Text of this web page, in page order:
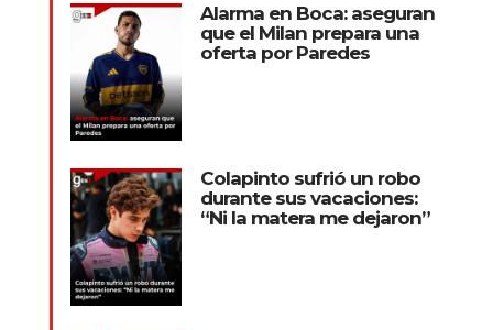
Alarma en Boca: aseguran
que el Milan prepara una
oferta por Paredes
Colapinto sufrió un robo
durante sus vacaciones:
“Ni la matera me dejaron”